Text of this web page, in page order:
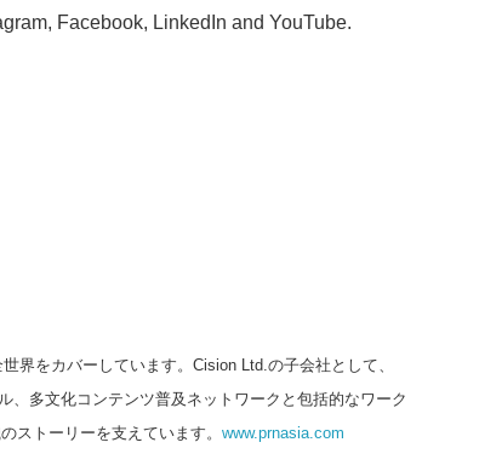
Facebook, LinkedIn and YouTube.
界をカバーしています。Cision Ltd.の子会社として、
多文化コンテンツ普及ネットワークと包括的なワーク
ストーリーを支えています。 www.prnasia.com